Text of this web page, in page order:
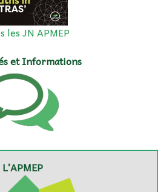
les JN APMEP
et Informations
L’APMEP